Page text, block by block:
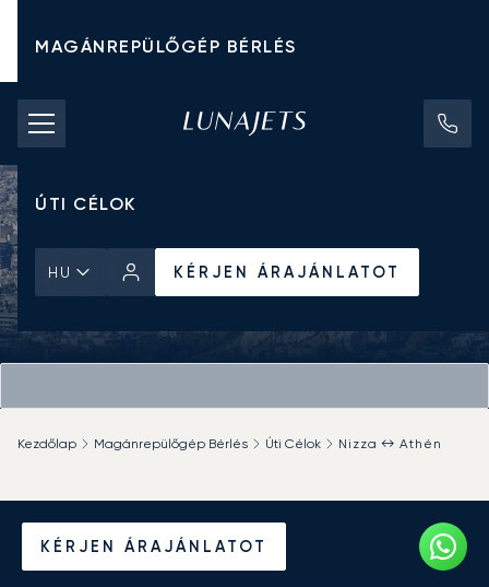
MAGÁNREPÜLŐGÉP BÉRLÉS
CHARTER ÁRAK
MAGÁNREPÜLŐGÉPEK
ÚTI CÉLOK
HU KÉRJEN ÁRAJÁNLATOT
KÉRJEN ÁRAJÁNLATOT
Kezdőlap Magánrepülőgép Bérlés Úti Célok Nizza ↔ Athén
Béreljen magánrepülőt
Nizza és Athén között